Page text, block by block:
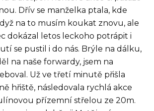
Dřív se manželka ptala, kde
na to musím koukat znovu, ale
dokázal letos leckoho potrápit i
se pustil i do nás. Brýle na dálku,
na naše forwardy, jsem na
Už ve třetí minutě přišla
hřiště, následovala rychlá akce
přízemní střelou ze 20m.